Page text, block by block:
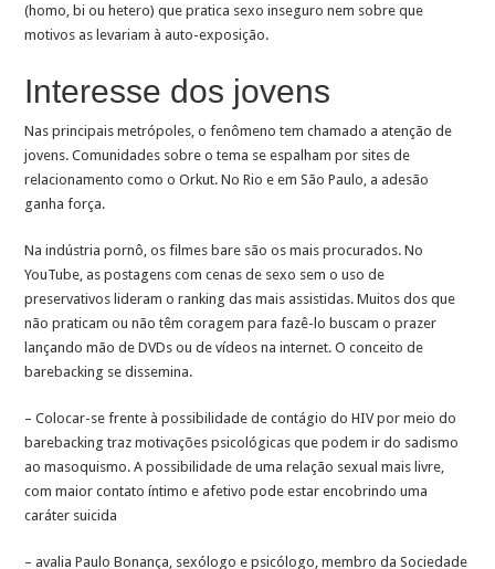
(homo, bi ou hetero) que pratica sexo inseguro nem sobre que
motivos as levariam à auto-exposição.
Interesse dos jovens
Nas principais metrópoles, o fenômeno tem chamado a atenção de
jovens. Comunidades sobre o tema se espalham por sites de
relacionamento como o Orkut. No Rio e em São Paulo, a adesão
ganha força.
Na indústria pornô, os filmes bare são os mais procurados. No
YouTube, as postagens com cenas de sexo sem o uso de
preservativos lideram o ranking das mais assistidas. Muitos dos que
não praticam ou não têm coragem para fazê-lo buscam o prazer
lançando mão de DVDs ou de vídeos na internet. O conceito de
barebacking se dissemina.
– Colocar-se frente à possibilidade de contágio do HIV por meio do
barebacking traz motivações psicológicas que podem ir do sadismo
ao masoquismo. A possibilidade de uma relação sexual mais livre,
com maior contato íntimo e afetivo pode estar encobrindo uma
caráter suicida
– avalia Paulo Bonança, sexólogo e psicólogo, membro da Sociedade